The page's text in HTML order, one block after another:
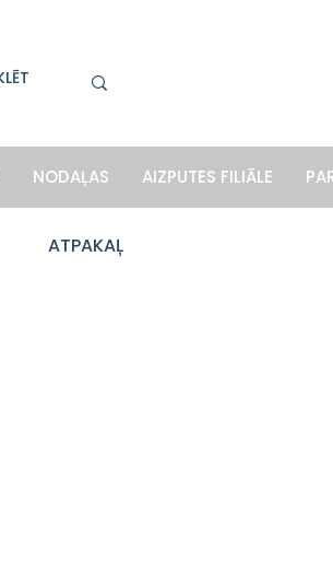
NODAĻAS AIZPUTES FILIĀLE
ATPAKAĻ